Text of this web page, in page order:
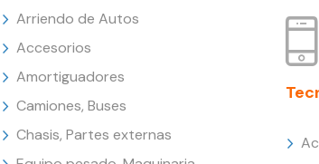
Arriendo de Autos
Accesorios
Amortiguadores
Camiones, Buses
Chasis, Partes externas